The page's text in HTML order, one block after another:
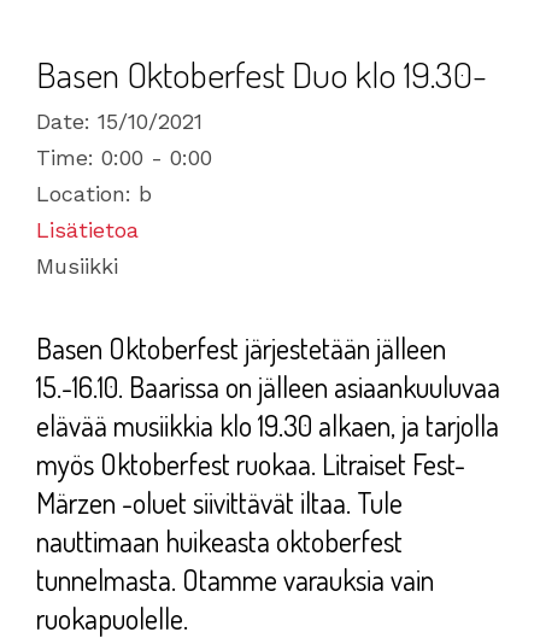
Basen Oktoberfest Duo klo 19.30-
Date: 15/10/2021
Time: 0:00 - 0:00
Location: b
Lisätietoa
Musiikki
Basen Oktoberfest järjestetään jälleen
15.-16.10. Baarissa on jälleen asiaankuuluvaa
elävää musiikkia klo 19.30 alkaen, ja tarjolla
myös Oktoberfest ruokaa. Litraiset Fest-
Märzen -oluet siivittävät iltaa. Tule
nauttimaan huikeasta oktoberfest
tunnelmasta. Otamme varauksia vain
ruokapuolelle.